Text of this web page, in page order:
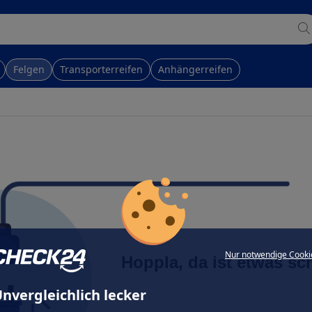
Nur notwendige
lecker
Felgen Transporterreifen Anhängerreifen
Hoppla, da ist etwas